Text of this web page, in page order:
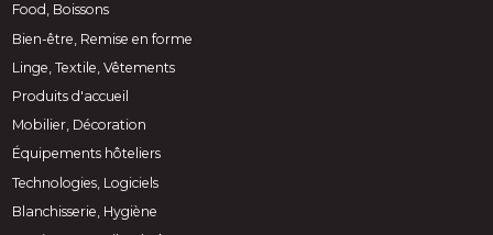
Food, Boissons
Bien-être, Remise en forme
Linge, Textile, Vêtements
Produits d'accueil
Mobilier, Décoration
Équipements hôteliers
Technologies, Logiciels
Blanchisserie, Hygiène